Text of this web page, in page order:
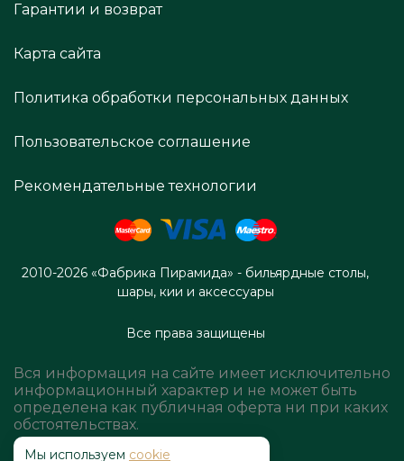
Гарантии и возврат
Карта сайта
Политика обработки персональных данных
Пользовательское соглашение
Рекомендательные технологии
2010-2026 «Фабрика Пирамида» - бильярдные столы,
шары, кии и аксессуары
Все права защищены
Вся информация на сайте имеет исключительно
информационный характер и не может быть
определена как публичная оферта ни при каких
обстоятельствах.
Мы используем cookie